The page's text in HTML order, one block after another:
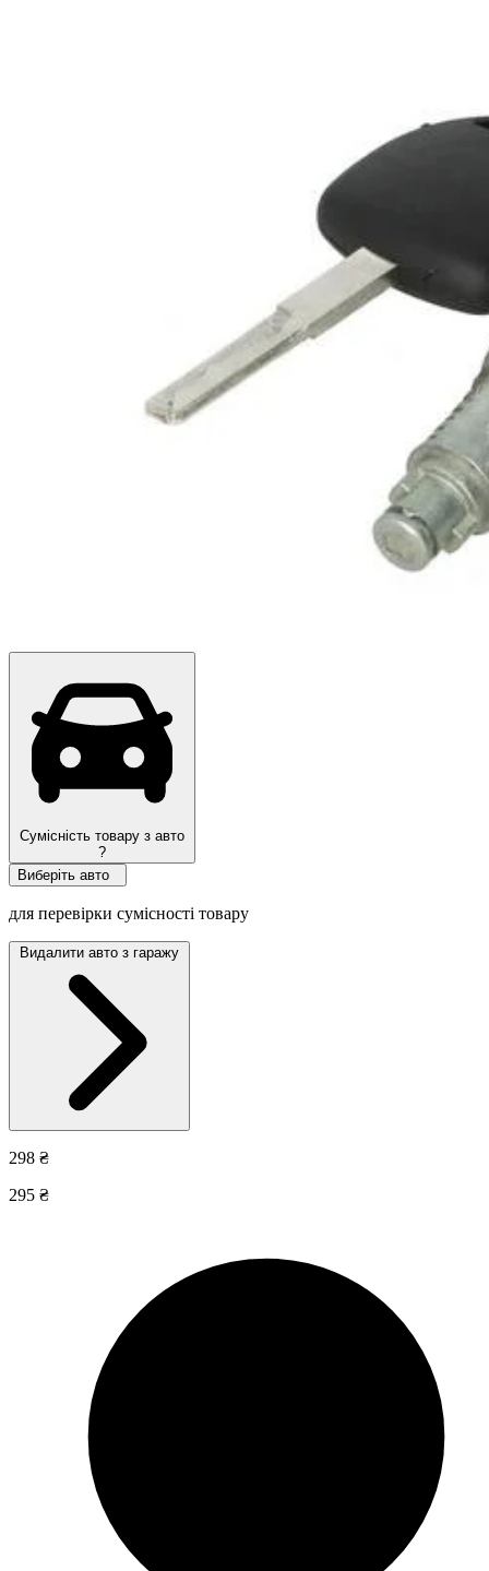
Сумісність товару з авто
?
Виберіть авто
для перевірки сумісності товару
Видалити авто з гаражу
298 ₴
295 ₴